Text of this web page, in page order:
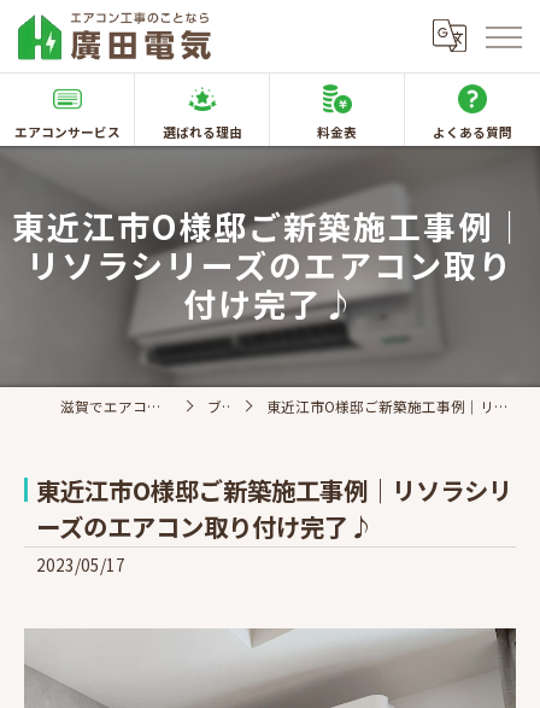
エアコンサービス 選ばれる理由 料金表 よくある質問
東近江市O様邸ご新築施工事例｜
リソラシリーズのエアコン取り
付け完了♪
滋賀でエアコン取付なら廣田電気 ブログ 東近江市O様邸ご新築施工事例｜リソラシリーズのエアコン取り付け完了♪
東近江市O様邸ご新築施工事例｜リソラシリ
ーズのエアコン取り付け完了♪
2023/05/17